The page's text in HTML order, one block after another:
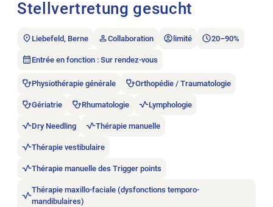
Stellvertretung gesucht
Liebefeld, Berne Collaboration limité 20–90%
Entrée en fonction : Sur rendez-vous
Physiothérapie générale Orthopédie / Traumatologie
Gériatrie Rhumatologie Lymphologie
Dry Needling Thérapie manuelle
Thérapie vestibulaire
Thérapie manuelle des Trigger points
Thérapie maxillo-faciale (dysfonctions temporo-
mandibulaires)